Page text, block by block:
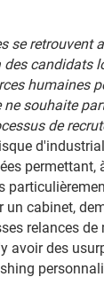
se retrouvent
des candidats
humaines
souhaite
de
permettant,
un cabinet,
relances de
avoir des